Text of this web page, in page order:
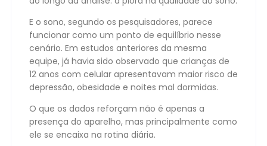
E o sono, segundo os pesquisadores, parece
funcionar como um ponto de equilíbrio nesse
cenário. Em estudos anteriores da mesma
equipe, já havia sido observado que crianças de
12 anos com celular apresentavam maior risco de
depressão, obesidade e noites mal dormidas.
O que os dados reforçam não é apenas a
presença do aparelho, mas principalmente como
ele se encaixa na rotina diária.